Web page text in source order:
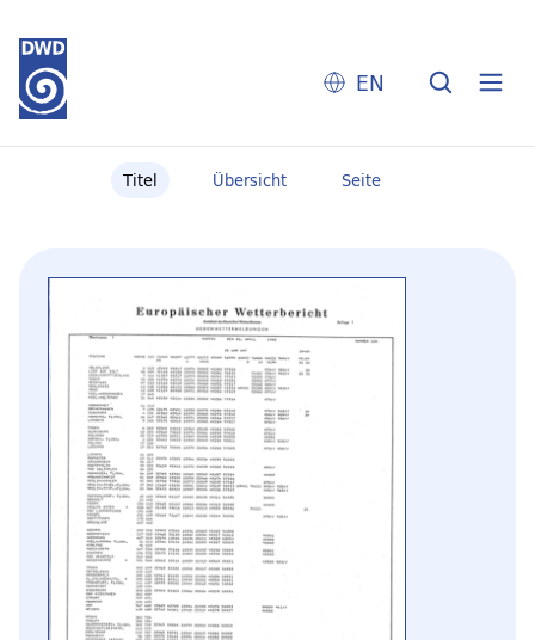
EN
Titel Übersicht Seite